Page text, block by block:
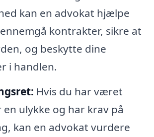
kan en advokat hjælpe
kontrakter, sikre at
og beskytte dine
i handlen.
Hvis du har været
ulykke og har krav på
kan en advokat vurdere